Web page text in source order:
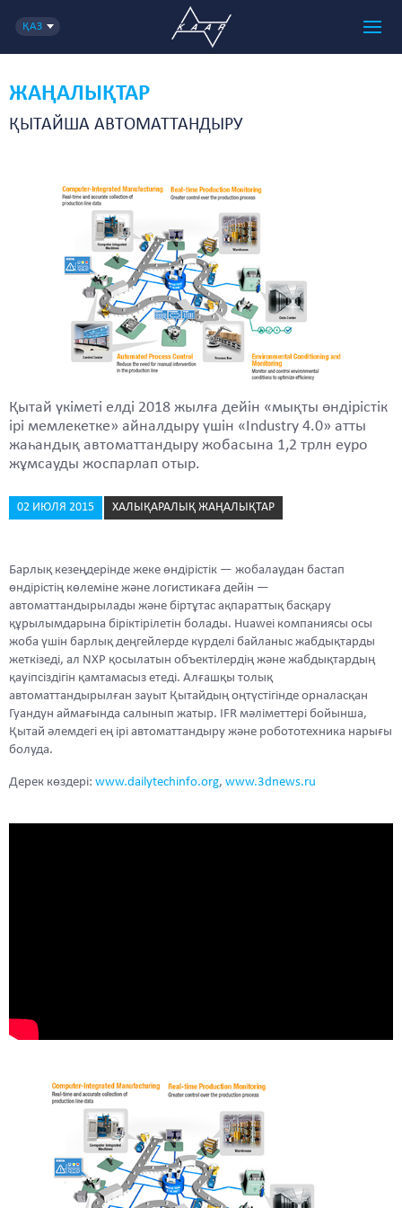
ҚАЗ
ЖАҢАЛЫҚТАР
ҚЫТАЙША АВТОМАТТАНДЫРУ
Қытай үкіметі елді 2018 жылға дейін «мықты өндірістік
ірі мемлекетке» айналдыру үшін «Industry 4.0» атты
жаһандық автоматтандыру жобасына 1,2 трлн еуро
жұмсауды жоспарлап отыр.
02 ИЮЛЯ 2015 ХАЛЫҚАРАЛЫҚ ЖАҢАЛЫҚТАР
Барлық кезеңдерінде жеке өндірістік — жобалаудан бастап
өндірістің көлеміне және логистикаға дейін —
автоматтандырылады және біртұтас ақпараттық басқару
құрылымдарына біріктірілетін болады. Huawei компаниясы осы
жоба үшін барлық деңгейлерде күрделі байланыс жабдықтарды
жеткізеді, ал NXP қосылатын объектілердің және жабдықтардың
қауіпсіздігін қамтамасыз етеді. Алғашқы толық
автоматтандырылған зауыт Қытайдың оңтүстігінде орналасқан
Гуандун аймағында салынып жатыр. IFR мәліметтері бойынша,
Қытай әлемдегі ең ірі автоматтандыру және робототехника нарығы
болуда.
Дерек көздері: www.dailytechinfo.org, www.3dnews.ru